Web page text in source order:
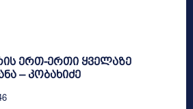
ერთ-ერთი ყველაზე
– კობახიძე